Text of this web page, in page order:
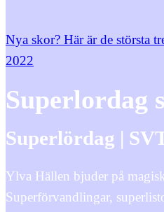
Nya skor? Här är de största
2022
Superlordag
Superlördag |
Ylva Hällen bjuder på
Superförvandlingar,